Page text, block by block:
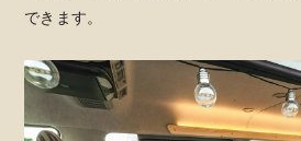
できます。